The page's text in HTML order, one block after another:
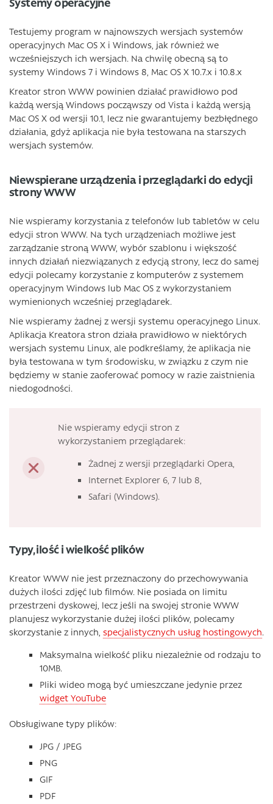
Testujemy program w najnowszych wersjach systemów
operacyjnych Mac OS X i Windows, jak również we
wcześniejszych ich wersjach. Na chwilę obecną są to
systemy Windows 7 i Windows 8, Mac OS X 10.7.x i 10.8.x
Kreator stron WWW powinien działać prawidłowo pod
każdą wersją Windows począwszy od Vista i każdą wersją
Mac OS X od wersji 10.1, lecz nie gwarantujemy bezbłędnego
działania, gdyż aplikacja nie była testowana na starszych
wersjach systemów.
Niewspierane urządzenia i przeglądarki do edycji
strony WWW
Nie wspieramy korzystania z telefonów lub tabletów w celu
edycji stron WWW. Na tych urządzeniach możliwe jest
zarządzanie stroną WWW, wybór szablonu i większość
innych działań niezwiązanych z edycją strony, lecz do samej
edycji polecamy korzystanie z komputerów z systemem
operacyjnym Windows lub Mac OS z wykorzystaniem
wymienionych wcześniej przeglądarek.
Nie wspieramy żadnej z wersji systemu operacyjnego Linux.
Aplikacja Kreatora stron działa prawidłowo w niektórych
wersjach systemu Linux, ale podkreślamy, że aplikacja nie
była testowana w tym środowisku, w związku z czym nie
będziemy w stanie zaoferować pomocy w razie zaistnienia
niedogodności.
Nie wspieramy edycji stron z
wykorzystaniem przeglądarek:
Żadnej z wersji przeglądarki Opera,
Internet Explorer 6, 7 lub 8,
Safari (Windows).
Typy, ilość i wielkość plików
Kreator WWW nie jest przeznaczony do przechowywania
dużych ilości zdjęć lub filmów. Nie posiada on limitu
przestrzeni dyskowej, lecz jeśli na swojej stronie WWW
planujesz wykorzystanie dużej ilości plików, polecamy
skorzystanie z innych, specjalistycznych usług hostingowych.
Maksymalna wielkość pliku niezależnie od rodzaju to
10MB.
Pliki wideo mogą być umieszczane jedynie przez
widget YouTube
Obsługiwane typy plików:
JPG / JPEG
PNG
GIF
PDF